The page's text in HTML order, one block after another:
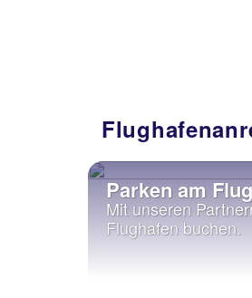
Parken am
Mit unseren
Flughafen buchen.